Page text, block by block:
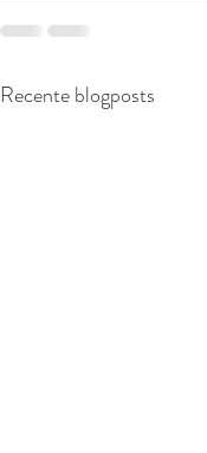
Recente blogposts